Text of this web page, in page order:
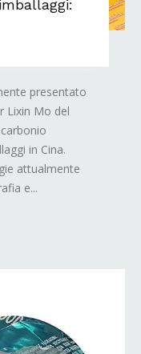
presentato
Lixin Mo del
in Cina.
attualmente
e...